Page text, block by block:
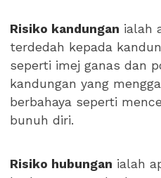
Risiko kandungan ialah
terdedah kepada
seperti imej ganas dan
kandungan yang
berbahaya seperti
bunuh diri.
Risiko hubungan ialah